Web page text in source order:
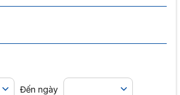
Đến ngày